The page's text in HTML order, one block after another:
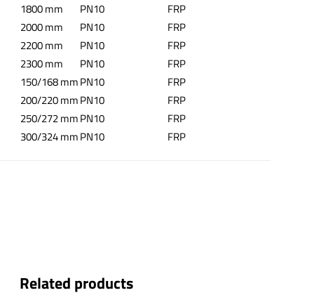
1800 mm
PN10
FRP
2000 mm
PN10
FRP
2200 mm
PN10
FRP
2300 mm
PN10
FRP
150/168 mmPN10
FRP
200/220 mmPN10
FRP
250/272 mmPN10
FRP
300/324 mmPN10 FRP
Related products